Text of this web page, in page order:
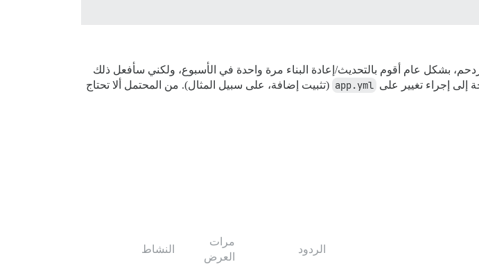
بشكل عام أقوم بالتحديث/إعادة البناء مرة واحدة في الأسبوع، ولكني سأفعل ذلك
إلى إجراء تغيير على app.yml (تثبيت إضافة، على سبيل المثال). من المحتمل ألا تحتاج
الردود
مرات
العرض
النشاط